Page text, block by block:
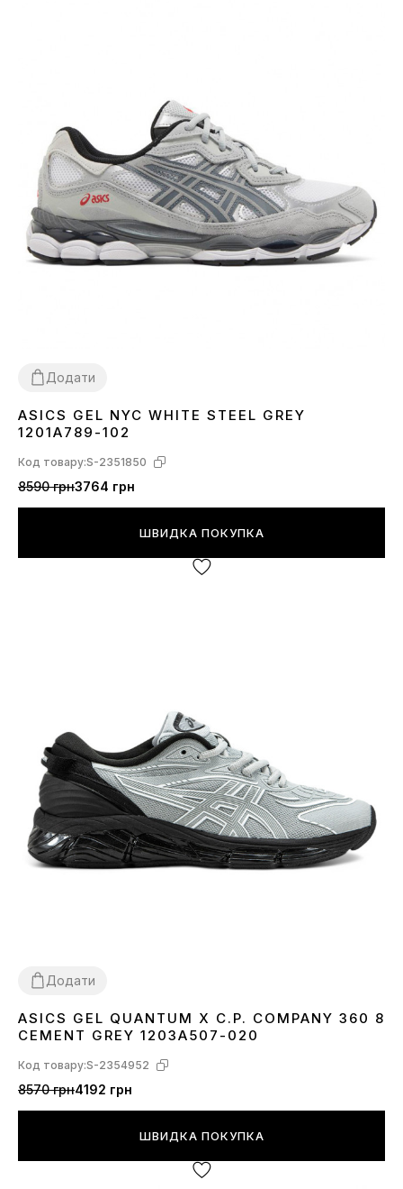
Додати
36 37383940 41 4243 44 45
ASICS GEL NYC WHITE STEEL GREY
1201A789-102
Код товару:S-2351850
8590 грн3764 грн
ШВИДКА ПОКУПКА
Додати
40 4142 4344 45
ASICS GEL QUANTUM X C.P. COMPANY 360 8
CEMENT GREY 1203A507-020
Код товару:S-2354952
8570 грн4192 грн
ШВИДКА ПОКУПКА